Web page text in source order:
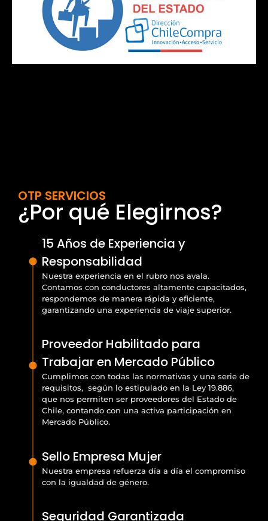
OTP SERVICIOS
¿Por qué Elegirnos?
15 Años de Experiencia y
Responsabilidad
Nuestra experiencia en el rubro nos avala.
Contamos con conductores altamente capacitados,
respondemos de manera rápida y eficiente,
garantizando una experiencia de viaje superior.
Proveedor Habilitado para
Trabajar en Mercado Público
Cumplimos con todas las normativas y una serie de
requisitos, según lo estipulado en la Ley 19.886,
que nos permiten ser proveedores del Estado de
Chile, contando con una activa participación en
Mercado Público.
Sello Empresa Mujer
Nuestra empresa refuerza día a día el compromiso
con la igualdad de género.
Seguridad Garantizada